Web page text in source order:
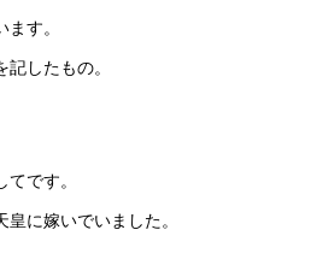
す。
したもの。
です。
に嫁いでいました。